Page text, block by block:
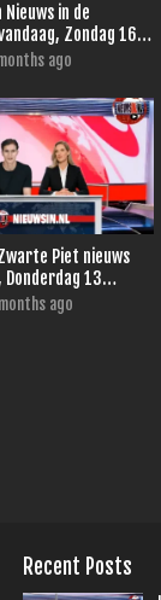
in de
Zondag 16
ago
Piet nieuws
Donderdag 13
ago
Recent Posts